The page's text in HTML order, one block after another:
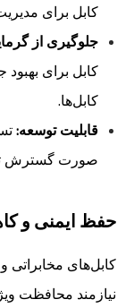
کابل برای
جلوگیری از
کابل برای
کابل‌ها.
قابلیت توسعه:
صورت گسترش
حفظ ایمنی و
کابل‌های مخابراتی
نیازمند محافظت